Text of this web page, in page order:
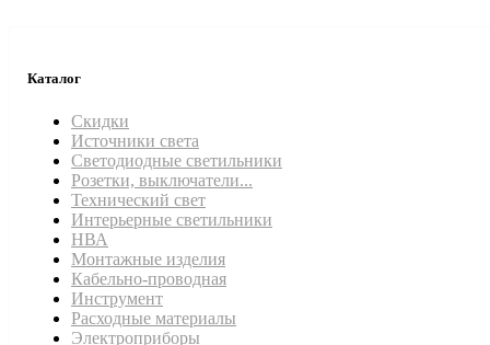
Каталог
Скидки
Источники света
Светодиодные светильники
Розетки, выключатели...
Технический свет
Интерьерные светильники
НВА
Монтажные изделия
Кабельно-проводная
Инструмент
Расходные материалы
Электроприборы